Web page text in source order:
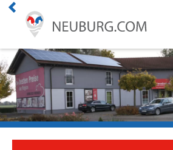
Premium Kunde werden
Aktuelles
Veranstaltungen
Angebote